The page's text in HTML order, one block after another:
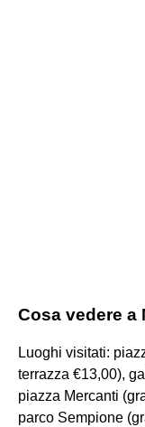
Cosa vedere a
Luoghi visitati:
terrazza €13,00),
piazza Mercanti
parco Sempione